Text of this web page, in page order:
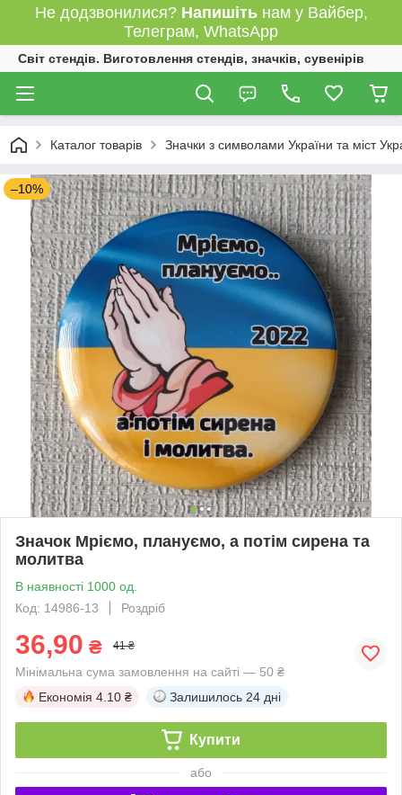
Не додзвонилися? Напишітьнам у Вайбер,
Телеграм, WhatsApp
Світ стендів. Виготовлення стендів, значків, сувенірів
Каталог товарів Значки з символами України та міст
–10%
Значок Мріємо, плануємо, а потім сирена та
молитва
В наявності 1000 од.
Код: 14986-13
Роздріб
36,90 ₴ 41 ₴
Мінімальна сума замовлення на сайті — 50 ₴
Економія 4.10 ₴ Залишилось 24 дні
Купити
або